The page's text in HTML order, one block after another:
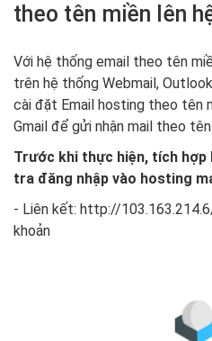
theo tên miền lên
Với hệ thống email theo tên
trên hệ thống Webmail,
cài đặt Email hosting theo tên
Gmail để gửi nhận mail theo tên
Trước khi thực hiện, tích hợp
tra đăng nhập vào hosting
- Liên kết: http://
khoản